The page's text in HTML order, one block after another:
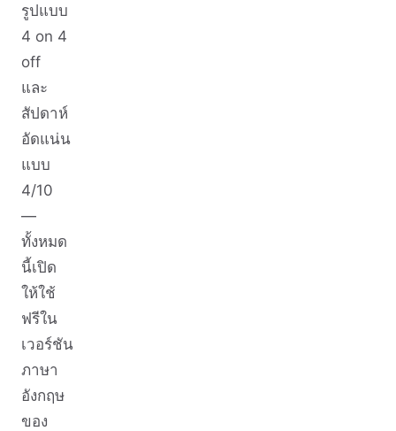
รูปแบบ
4 on 4
off
และ
สัปดาห์
อัดแน่น
แบบ
4/10
—
ทั้งหมด
นี้เปิด
ให้ใช้
ฟรีใน
เวอร์ชัน
ภาษา
อังกฤษ
ของ